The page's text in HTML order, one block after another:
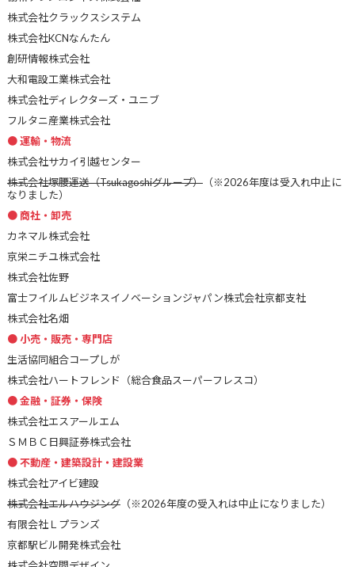
株式会社クラックスシステム
株式会社KCNなんたん
創研情報株式会社
大和電設工業株式会社
株式会社ディレクターズ・ユニブ
フルタニ産業株式会社
運輸・物流
株式会社サカイ引越センター
株式会社塚腰運送（Tsukagoshiグループ）（※2026年度は受入れ中止に
なりました）
商社・卸売
カネマル株式会社
京栄ニチユ株式会社
株式会社佐野
富士フイルムビジネスイノベーションジャパン株式会社京都支社
株式会社名畑
小売・販売・専門店
生活協同組合コープしが
株式会社ハートフレンド（総合食品スーパーフレスコ）
金融・証券・保険
株式会社エスアールエム
ＳＭＢＣ日興証券株式会社
不動産・建築設計・建設業
株式会社アイビ建設
株式会社エルハウジング（※2026年度の受入れは中止になりました）
有限会社Ｌプランズ
京都駅ビル開発株式会社